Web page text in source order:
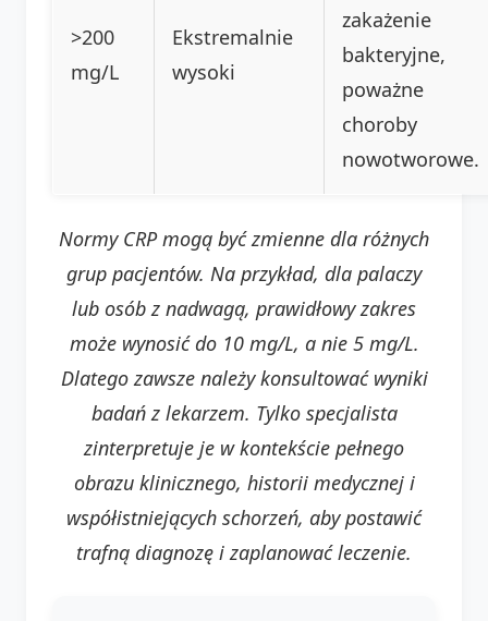
>200
mg/L
Ekstremalnie
wysoki
zakażenie
bakteryjne,
poważne
choroby
nowotworowe.
Normy CRP mogą być zmienne dla różnych
grup pacjentów. Na przykład, dla palaczy
lub osób z nadwagą, prawidłowy zakres
może wynosić do 10 mg/L, a nie 5 mg/L.
Dlatego zawsze należy konsultować wyniki
badań z lekarzem. Tylko specjalista
zinterpretuje je w kontekście pełnego
obrazu klinicznego, historii medycznej i
współistniejących schorzeń, aby postawić
trafną diagnozę i zaplanować leczenie.